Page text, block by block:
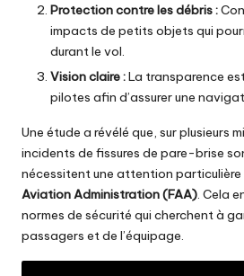
Protection contre les débris :
impacts de petits objets qui
durant le vol.
Vision claire :La transparence
pilotes afin d’assurer une
Une étude a révélé que, sur plusieurs
incidents de fissures de pare-brise
nécessitent une attention
Aviation Administration (FAA). Cela
normes de sécurité qui cherchent à
passagers et de l’équipage.